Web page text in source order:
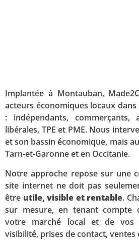
Implantée à Montauban,
acteurs économiques locaux
: indépendants, commerçants,
libérales, TPE et PME. Nous
et son bassin économique, mais
Tarn-et-Garonne et en Occitanie.
Notre approche repose sur une
site internet ne doit pas
être utile, visible et rentable.
sur mesure, en tenant compte
votre marché local et de vos
visibilité, prises de contact,